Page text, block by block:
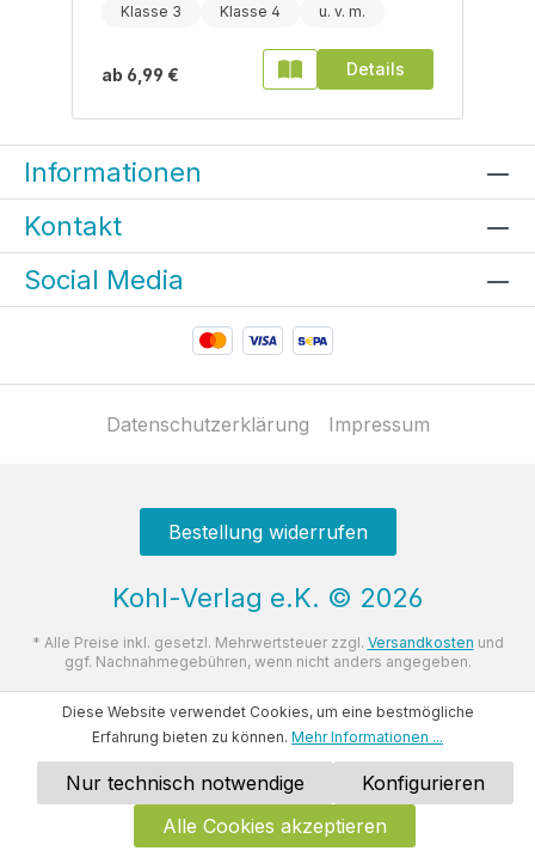
Klasse 3 Klasse 4
ab 6,99 € Details
Informationen
Kontakt
Social Media
Datenschutzerklärung Impressum
Bestellung widerrufen
Kohl-Verlag e.K. © 2026
* Alle Preise inkl. gesetzl. Mehrwertsteuer zzgl. Versandkosten und
ggf. Nachnahmegebühren, wenn nicht anders angegeben.
Diese Website verwendet Cookies, um eine bestmögliche
Erfahrung bieten zu können. Mehr Informationen ...
Nur technisch notwendige
Konfigurieren
Alle Cookies akzeptieren